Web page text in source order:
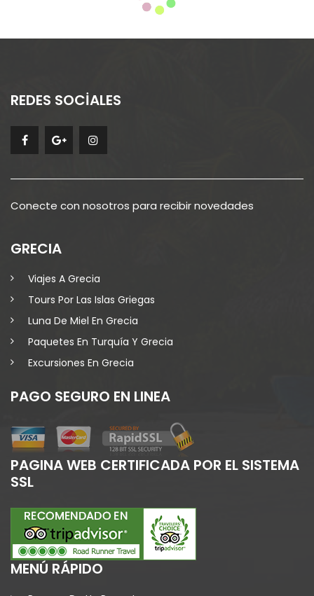
REDES SOCİALES
Conecte con nosotros para recibir novedades
GRECIA
Viajes A Grecia
Tours Por Las Islas Griegas
Luna De Miel En Grecia
Paquetes En Turquía Y Grecia
Excursiones En Grecia
PAGO SEGURO EN LINEA
PAGINA WEB CERTIFICADA POR EL SISTEMA
SSL
MENÚ RÁPIDO